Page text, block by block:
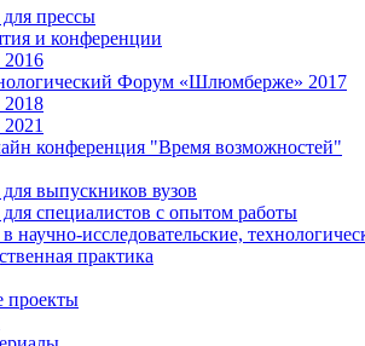
прессы
и конференции
2016
Форум «Шлюмберже» 2017
2018
2021
конференция "Время возможностей"
выпускников вузов
специалистов с опытом работы
научно-исследовательские,
практика
проекты